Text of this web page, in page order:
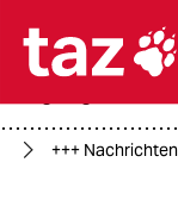

usa
+++